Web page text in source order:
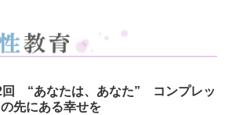
回 “あなたは、あなた” コンプレッ
先にある幸せを